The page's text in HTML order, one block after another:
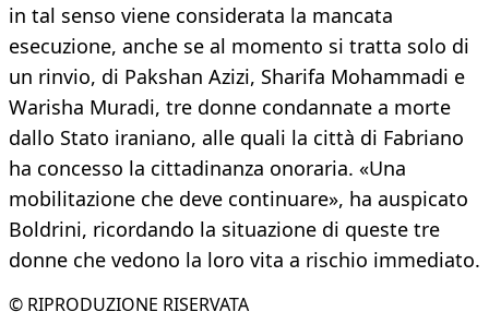
in tal senso viene considerata la mancata
esecuzione, anche se al momento si tratta solo di
un rinvio, di Pakshan Azizi, Sharifa Mohammadi e
Warisha Muradi, tre donne condannate a morte
dallo Stato iraniano, alle quali la città di Fabriano
ha concesso la cittadinanza onoraria. «Una
mobilitazione che deve continuare», ha auspicato
Boldrini, ricordando la situazione di queste tre
donne che vedono la loro vita a rischio immediato.
© RIPRODUZIONE RISERVATA